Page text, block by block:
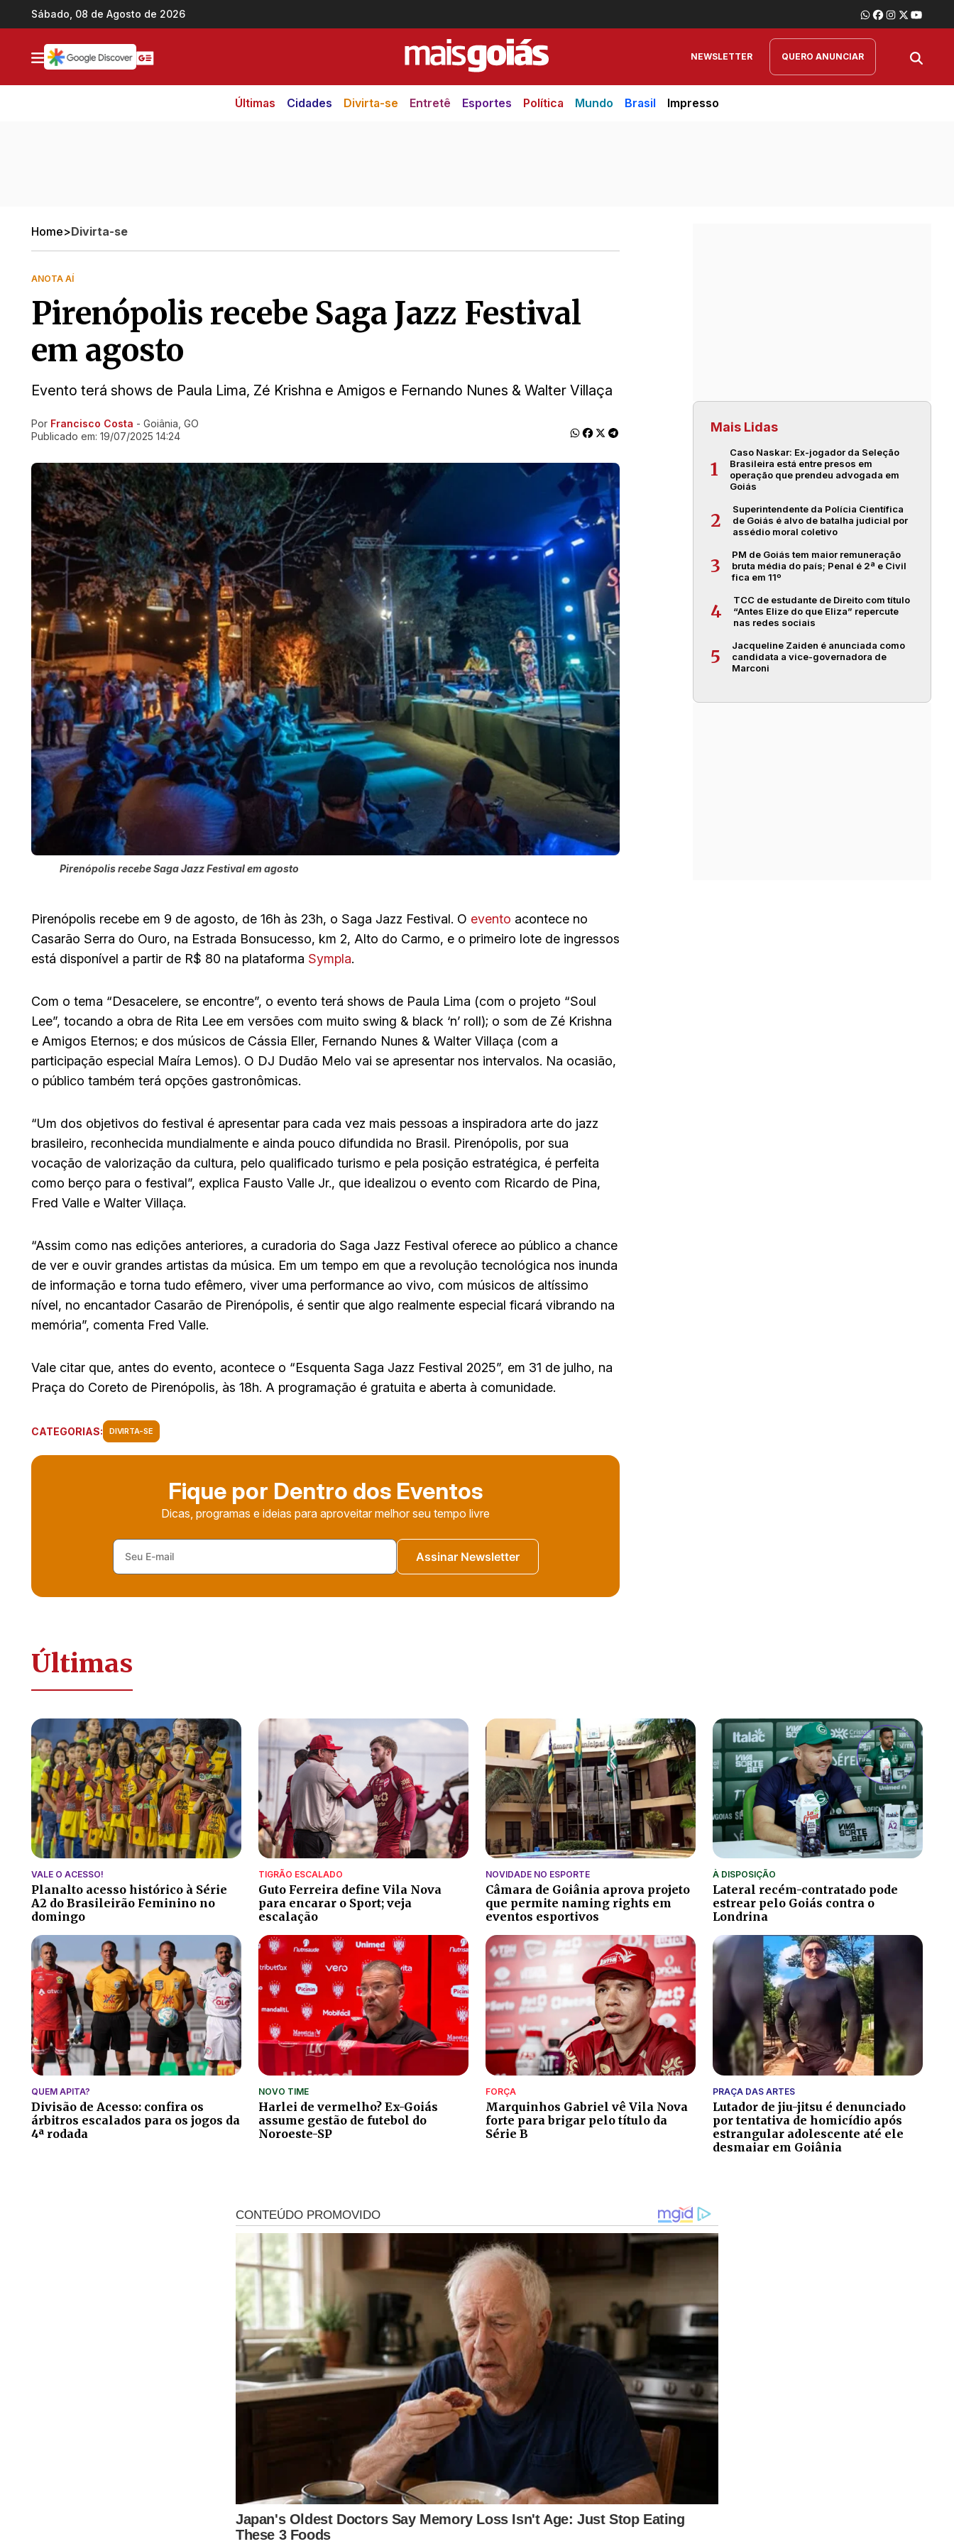
Ir direto pro conteúdo
Sábado, 08 de Agosto de 2026
NEWSLETTER QUERO ANUNCIAR
Últimas Cidades Divirta-se Entretê Esportes Política Mundo Brasil Impresso
Home>Divirta-se
ANOTA AÍ
Pirenópolis recebe Saga Jazz Festival
em agosto
Evento terá shows de Paula Lima, Zé Krishna e Amigos e Fernando Nunes & Walter Villaça
Ir direto pra matéria
Por Francisco Costa - Goiânia, GO
Publicado em: 19/07/2025 14:24
Pirenópolis recebe Saga Jazz Festival em agosto
Pirenópolis recebe em 9 de agosto, de 16h às 23h, o Saga Jazz Festival. O evento acontece no
Casarão Serra do Ouro, na Estrada Bonsucesso, km 2, Alto do Carmo, e o primeiro lote de ingressos
está disponível a partir de R$ 80 na plataforma Sympla.
Com o tema “Desacelere, se encontre”, o evento terá shows de Paula Lima (com o projeto “Soul
Lee”, tocando a obra de Rita Lee em versões com muito swing & black ‘n’ roll); o som de Zé Krishna
e Amigos Eternos; e dos músicos de Cássia Eller, Fernando Nunes & Walter Villaça (com a
participação especial Maíra Lemos). O DJ Dudão Melo vai se apresentar nos intervalos. Na ocasião,
o público também terá opções gastronômicas.
“Um dos objetivos do festival é apresentar para cada vez mais pessoas a inspiradora arte do jazz
brasileiro, reconhecida mundialmente e ainda pouco difundida no Brasil. Pirenópolis, por sua
vocação de valorização da cultura, pelo qualificado turismo e pela posição estratégica, é perfeita
como berço para o festival”, explica Fausto Valle Jr., que idealizou o evento com Ricardo de Pina,
Fred Valle e Walter Villaça.
“Assim como nas edições anteriores, a curadoria do Saga Jazz Festival oferece ao público a chance
de ver e ouvir grandes artistas da música. Em um tempo em que a revolução tecnológica nos inunda
de informação e torna tudo efêmero, viver uma performance ao vivo, com músicos de altíssimo
nível, no encantador Casarão de Pirenópolis, é sentir que algo realmente especial ficará vibrando na
memória”, comenta Fred Valle.
Vale citar que, antes do evento, acontece o “Esquenta Saga Jazz Festival 2025”, em 31 de julho, na
Praça do Coreto de Pirenópolis, às 18h. A programação é gratuita e aberta à comunidade.
CATEGORIAS: DIVIRTA-SE
Fique por Dentro dos Eventos
Dicas, programas e ideias para aproveitar melhor seu tempo livre
Assinar Newsletter
Mais Lidas
1
Caso Naskar: Ex-jogador da Seleção
Brasileira está entre presos em
operação que prendeu advogada em
Goiás
2
Superintendente da Polícia Científica
de Goiás é alvo de batalha judicial por
assédio moral coletivo
3
PM de Goiás tem maior remuneração
bruta média do país; Penal é 2ª e Civil
fica em 11º
4
TCC de estudante de Direito com título
“Antes Elize do que Eliza” repercute
nas redes sociais
5
Jacqueline Zaiden é anunciada como
candidata a vice-governadora de
Marconi
Últimas
VALE O ACESSO!
Planalto acesso histórico à Série
A2 do Brasileirão Feminino no
domingo
TIGRÃO ESCALADO
Guto Ferreira define Vila Nova
para encarar o Sport; veja
escalação
NOVIDADE NO ESPORTE
Câmara de Goiânia aprova projeto
que permite naming rights em
eventos esportivos
À DISPOSIÇÃO
Lateral recém-contratado pode
estrear pelo Goiás contra o
Londrina
QUEM APITA?
Divisão de Acesso: confira os
árbitros escalados para os jogos da
4ª rodada
NOVO TIME
Harlei de vermelho? Ex-Goiás
assume gestão de futebol do
Noroeste-SP
FORÇA
Marquinhos Gabriel vê Vila Nova
forte para brigar pelo título da
Série B
PRAÇA DAS ARTES
Lutador de jiu-jitsu é denunciado
por tentativa de homicídio após
estrangular adolescente até ele
desmaiar em Goiânia